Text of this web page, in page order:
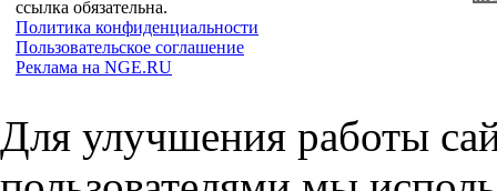
ссылка обязательна.
Политика конфиденциальности
Пользовательское соглашение
Реклама на NGE.RU
Для улучшения работы